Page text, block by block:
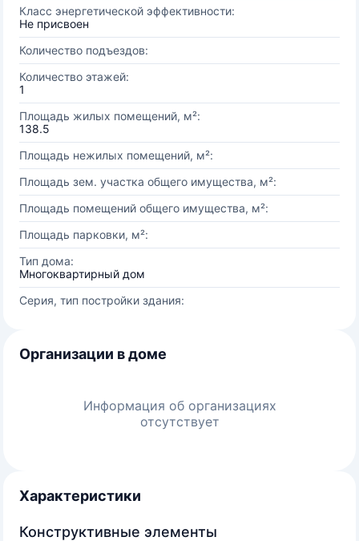
Класс энергетической эффективности:
Не присвоен
Количество подъездов:
Количество этажей:
1
Площадь жилых помещений, м²:
138.5
Площадь нежилых помещений, м²:
Площадь зем. участка общего имущества, м²:
Площадь помещений общего имущества, м²:
Площадь парковки, м²:
Тип дома:
Многоквартирный дом
Серия, тип постройки здания:
Организации в доме
Информация об организациях
отсутствует
Характеристики
Конструктивные элементы